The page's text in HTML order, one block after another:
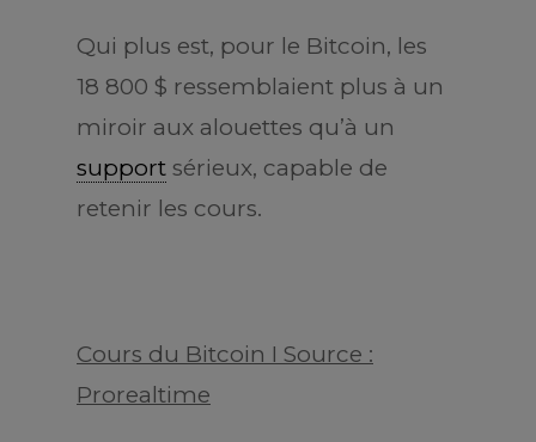
Qui plus est, pour le Bitcoin, les
18 800 $ ressemblaient plus à un
miroir aux alouettes qu’à un
support sérieux, capable de
retenir les cours.
Cours du Bitcoin I Source :
Prorealtime